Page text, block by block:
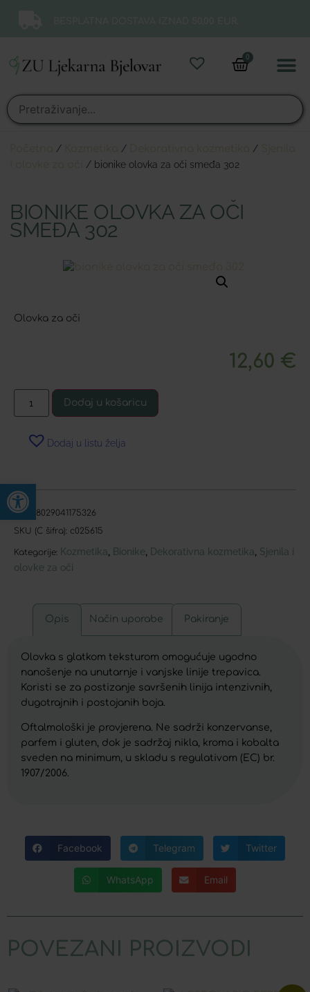
Open toolbar
0
/ / /
/ bionike olovka za oči smeđa 302
BIONIKE OLOVKA ZA OČI
SMEĐA 302
Olovka za oči
12,60 €
Dodaj u košaricu
Dodaj u listu želja
EAN: 8029041175326
SKU (C šifra): c025615
Kategorije: Kozmetika, Bionike, Dekorativna kozmetika, Sjenila i
olovke za oči
Opis Način uporabe Pakiranje
Olovka s glatkom teksturom omogućuje ugodno
nanošenje na unutarnje i vanjske linije trepavica.
Koristi se za postizanje savršenih linija intenzivnih,
dugotrajnih i postojanih boja.
Oftalmološki je provjerena. Ne sadrži konzervanse,
parfem i gluten, dok je sadržaj nikla, kroma i kobalta
sveden na minimum, u skladu s regulativom (EC) br.
1907/2006.
Facebook Telegram Twitter
WhatsApp Email
POVEZANI PROIZVODI